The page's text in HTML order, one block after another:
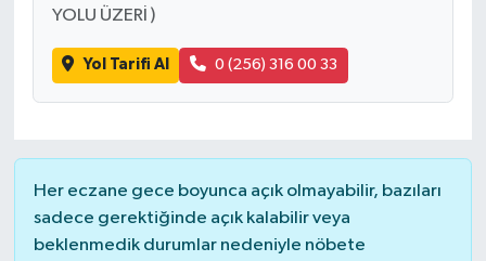
YOLU ÜZERİ )
Yol Tarifi Al 0 (256) 316 00 33
Her eczane gece boyunca açık olmayabilir, bazıları
sadece gerektiğinde açık kalabilir veya
beklenmedik durumlar nedeniyle nöbete